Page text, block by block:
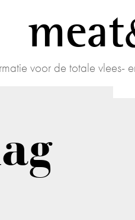
voor de totale vlees-